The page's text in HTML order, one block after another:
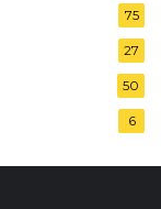
75
27
50
6